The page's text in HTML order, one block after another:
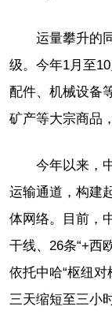
运量攀升的
级。今年1月至
配件、机械设备
矿产等大宗商品
今年以来，
运输通道，构建
体网络。目前，
干线、26条“+西
依托中哈“枢纽
三天缩短至三小时